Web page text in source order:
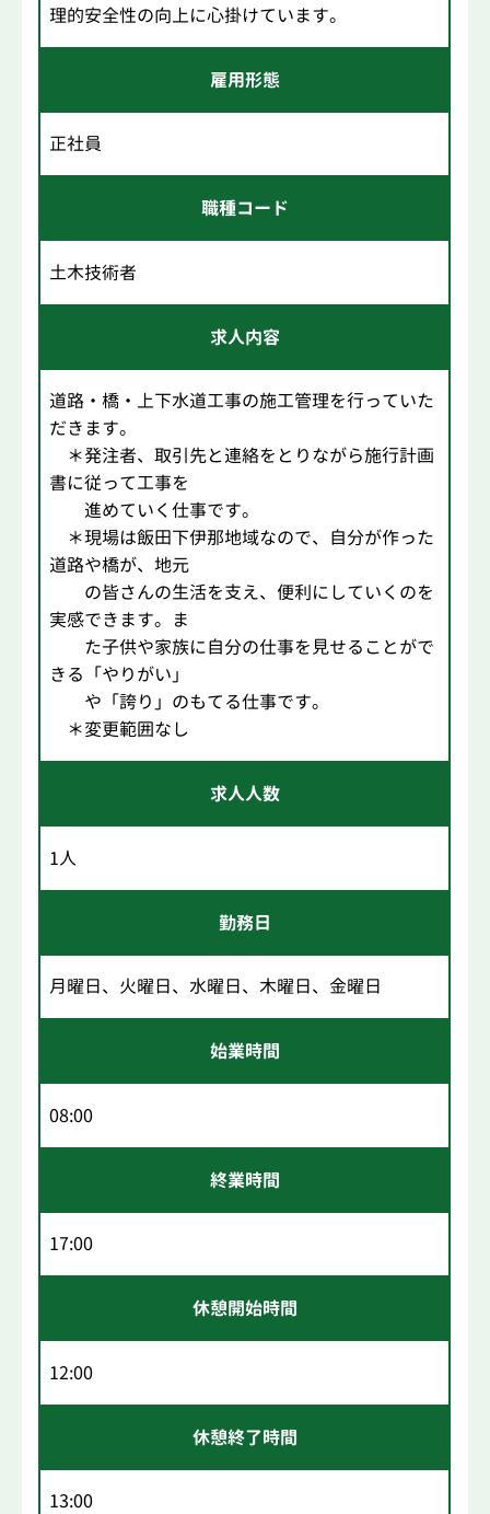
理的安全性の向上に心掛けています。
雇用形態
正社員
職種コード
土木技術者
求人内容
道路・橋・上下水道工事の施工管理を行っていた
だきます。
＊発注者、取引先と連絡をとりながら施行計画
書に従って工事を
進めていく仕事です。
＊現場は飯田下伊那地域なので、自分が作った
道路や橋が、地元
の皆さんの生活を支え、便利にしていくのを
実感できます。ま
た子供や家族に自分の仕事を見せることがで
きる「やりがい」
や「誇り」のもてる仕事です。
＊変更範囲なし
求人人数
1人
勤務日
月曜日、火曜日、水曜日、木曜日、金曜日
始業時間
08:00
終業時間
17:00
休憩開始時間
12:00
休憩終了時間
13:00